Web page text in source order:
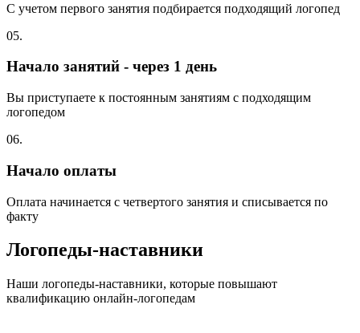
С учетом первого занятия подбирается подходящий логопед
05.
Начало занятий - через 1 день
Вы приступаете к постоянным занятиям с подходящим
логопедом
06.
Начало оплаты
Оплата начинается с четвертого занятия и списывается по
факту
Логопеды-наставники
Наши логопеды-наставники, которые повышают
квалификацию онлайн-логопедам